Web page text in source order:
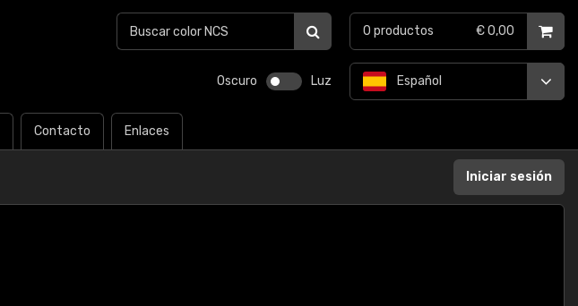
Oscuro Luz
Contacto Enlaces
Español
0 productos € 0,00
Iniciar sesión